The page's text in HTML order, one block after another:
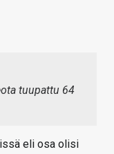
tuupattu 64
eli osa olisi